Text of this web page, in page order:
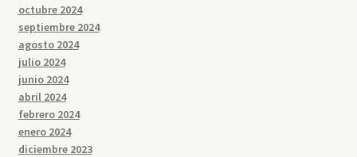
octubre 2024
septiembre 2024
agosto 2024
julio 2024
junio 2024
abril 2024
febrero 2024
enero 2024
diciembre 2023